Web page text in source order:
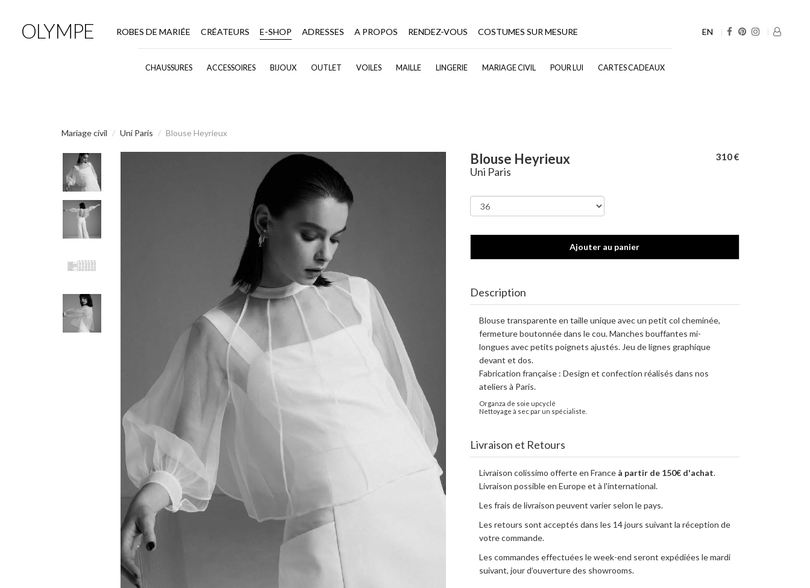
OLYMPE EN
ROBES DE MARIÉE CRÉATEURS E-SHOP ADRESSES A PROPOS RENDEZ-VOUS COSTUMES SUR MESURE
CHAUSSURES ACCESSOIRES BIJOUX OUTLET VOILES MAILLE LINGERIE MARIAGE CIVIL POUR LUI CARTES CADEAUX
Mariage civil Uni Paris Blouse Heyrieux
Blouse Heyrieux 310 €
Uni Paris
Ajouter au panier
Description
Blouse transparente en taille unique avec un petit col cheminée,
fermeture boutonnée dans le cou. Manches bouffantes mi-
longues avec petits poignets ajustés. Jeu de lignes graphique
devant et dos.
Fabrication française : Design et confection réalisés dans nos
ateliers à Paris.
Organza de soie upcyclé
Nettoyage à sec par un spécialiste.
Livraison et Retours
Livraison colissimo offerte en France à partir de 150€ d'achat.
Livraison possible en Europe et à l'international.
Les frais de livraison peuvent varier selon le pays.
Les retours sont acceptés dans les 14 jours suivant la réception de
votre commande.
Les commandes effectuées le week-end seront expédiées le mardi
suivant, jour d’ouverture des showrooms.